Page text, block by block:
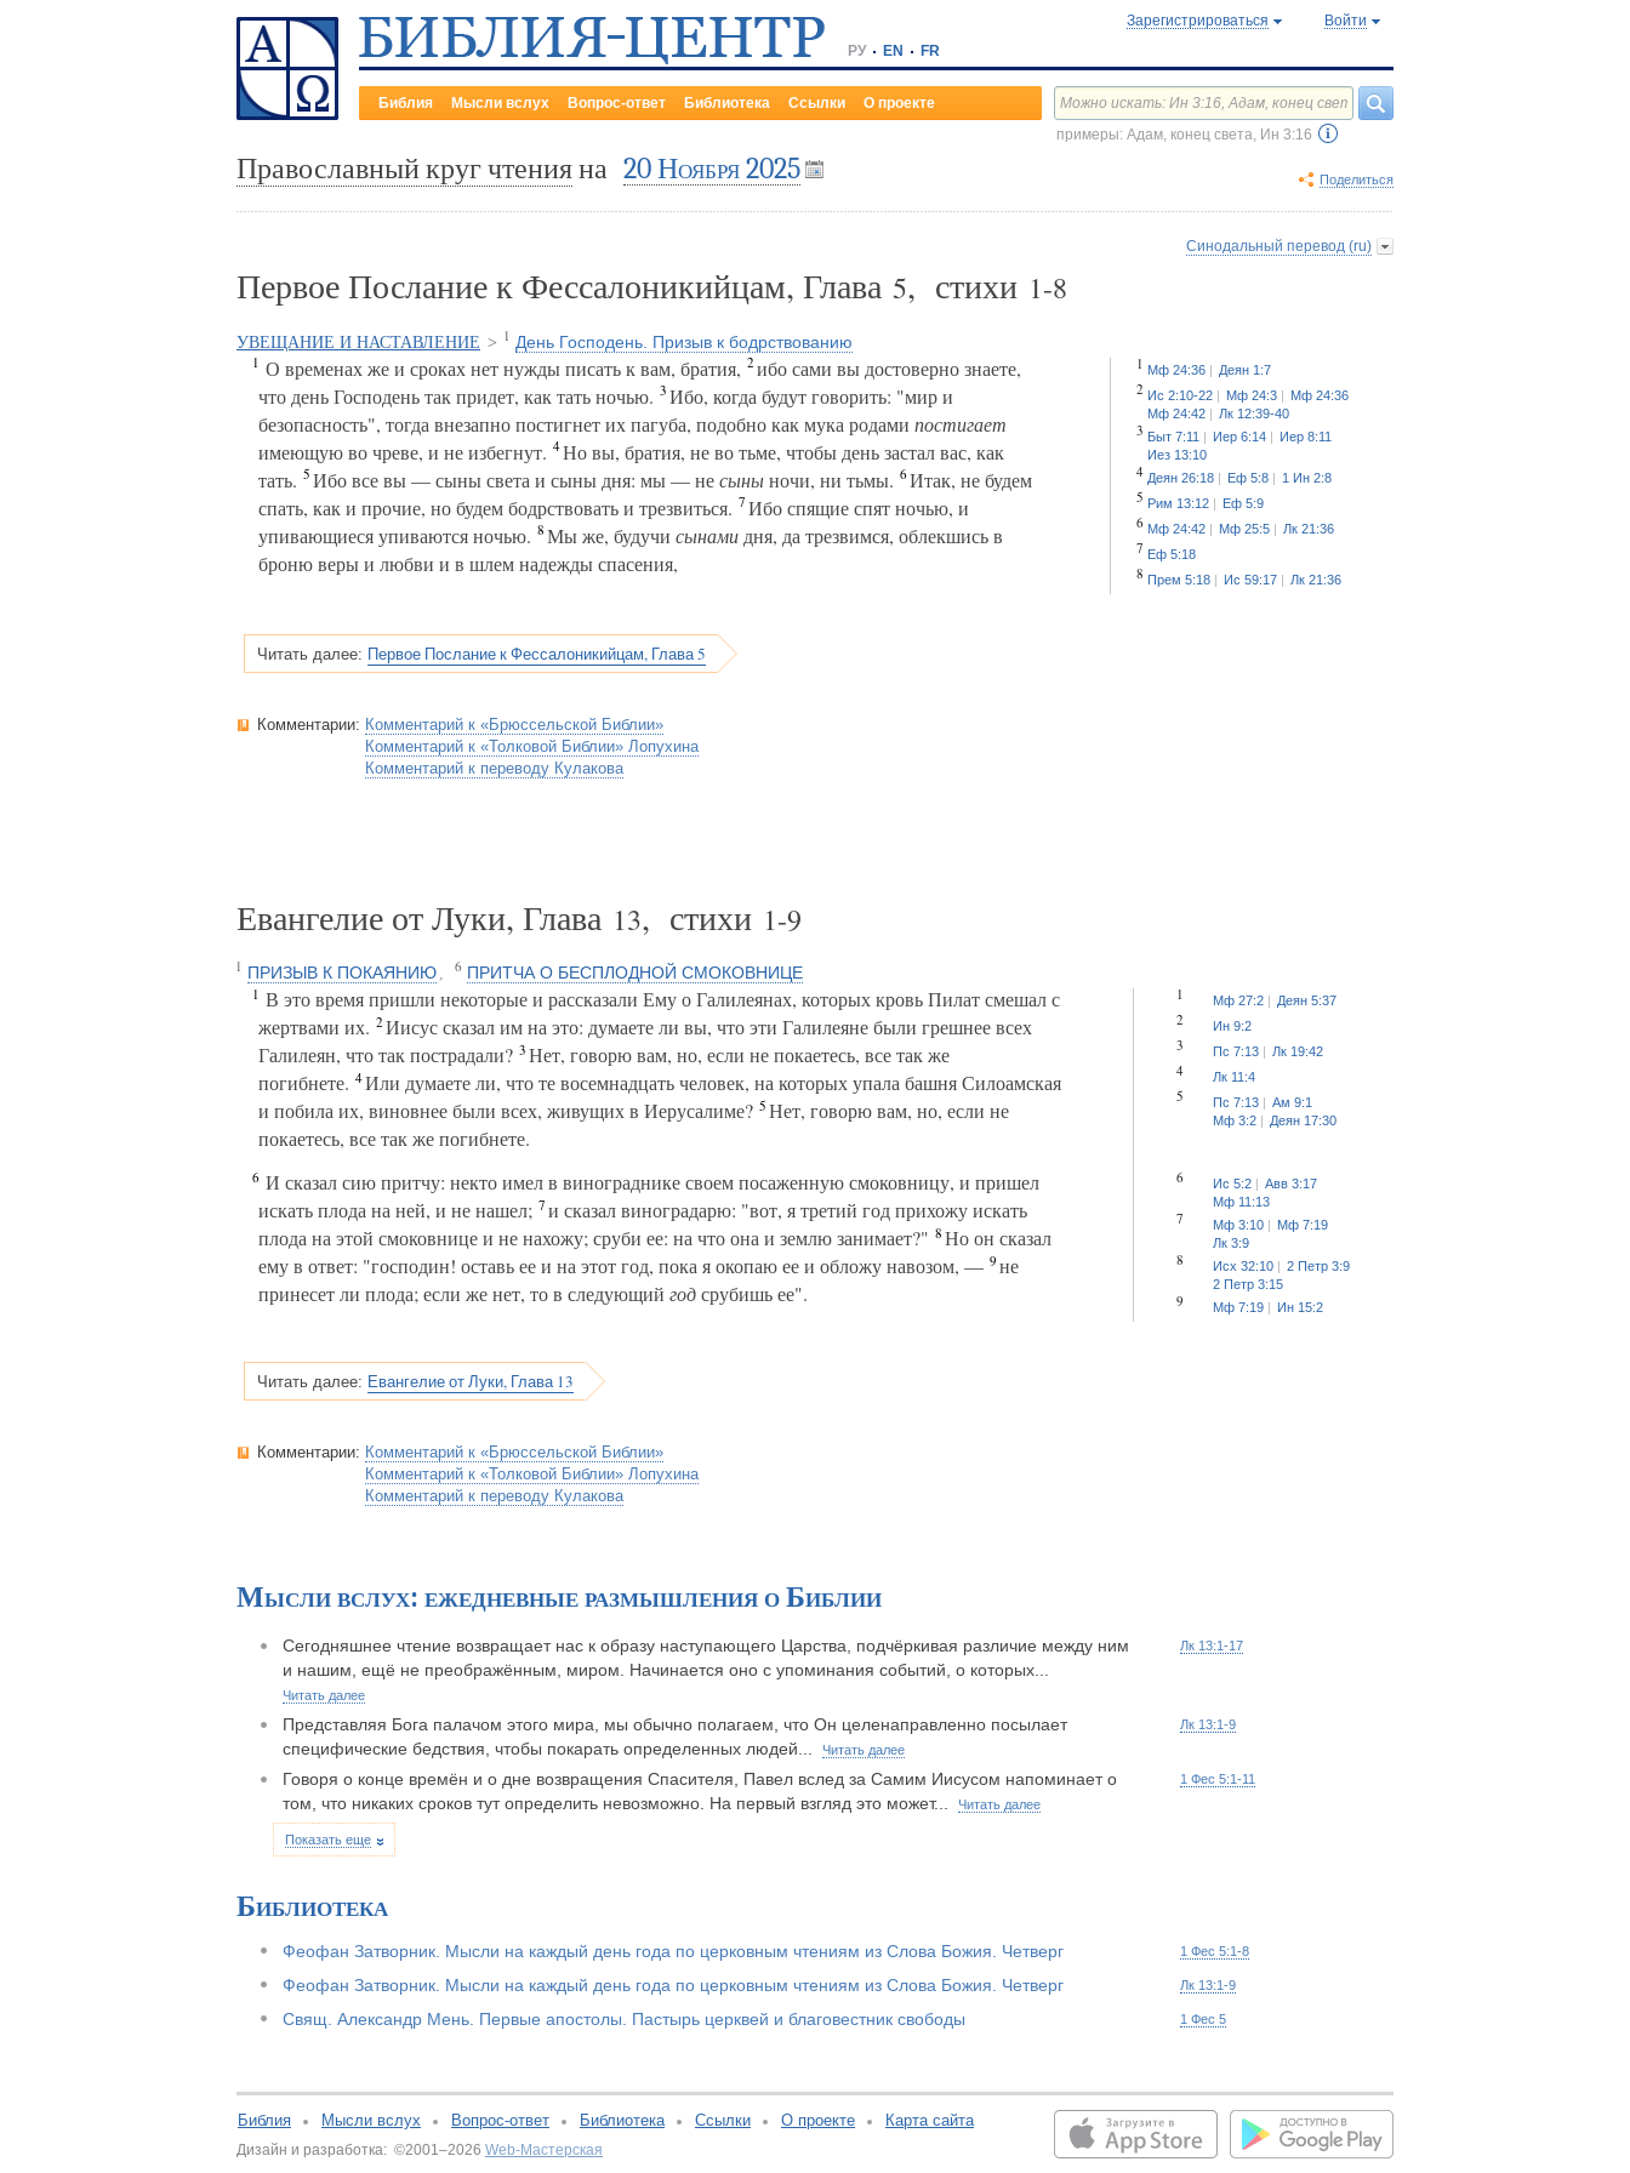
РУ EN FR
Зарегистрироваться Войти
Библия Мысли вслух Вопрос-ответ Библиотека Ссылки
О проекте
примеры: Адам, конец света, Ин 3:16
Православный круг чтенияна 20 Ноября 2025 Поделиться
Синодальный перевод (ru)
Первое Послание к Фессалоникийцам, Глава 5, стихи 1-8
УВЕЩАНИЕ И НАСТАВЛЕНИЕ > 1 День Господень. Призыв к бодрствованию
1 О временах же и сроках нет нужды писать к вам, братия, 2ибо сами вы достоверно знаете,
что день Господень так придет, как тать ночью. 3Ибо, когда будут говорить: "мир и
безопасность", тогда внезапно постигнет их пагуба, подобно как мука родами постигает
имеющую во чреве, и не избегнут. 4Но вы, братия, не во тьме, чтобы день застал вас, как
тать. 5Ибо все вы — сыны света и сыны дня: мы — несыныночи, ни тьмы. 6Итак, не будем
спать, как и прочие, но будем бодрствовать и трезвиться. 7Ибо спящие спят ночью, и
упивающиеся упиваются ночью. 8Мы же, будучи сынами дня, да трезвимся, облекшись в
броню веры и любви и в шлем надежды спасения,
1 Мф 24:36 Деян 1:7
2 Ис 2:10-22 Мф 24:3
Мф 24:36
Мф 24:42
Лк 12:39-40
3 Быт 7:11 Иер 6:14
Иер 8:11
Иез 13:10
4 Деян 26:18 Еф 5:8 1 Ин 2:8
5 Рим 13:12 Еф 5:9
6 Мф 24:42 Мф 25:5 Лк 21:36
7 Еф 5:18
8 Прем 5:18 Ис 59:17 Лк 21:36
Читать далее: Первое Послание к Фессалоникийцам, Глава 5
Комментарии: Комментарий к «Брюссельской Библии»
Комментарий к «Толковой Библии» Лопухина
Комментарий к переводу Кулакова
Евангелие от Луки, Глава 13, стихи 1-9
1 ПРИЗЫВ К ПОКАЯНИЮ , 6 ПРИТЧА О БЕСПЛОДНОЙ СМОКОВНИЦЕ
1 В это время пришли некоторые и рассказали Ему о Галилеянах, которых кровь Пилат смешал с
жертвами их. 2Иисус сказал им на это: думаете ли вы, что эти Галилеяне были грешнее всех
Галилеян, что так пострадали? 3Нет, говорю вам, но, если не покаетесь, все так же
погибнете. 4Или думаете ли, что те восемнадцать человек, на которых упала башня Силоамская
и побила их, виновнее были всех, живущих в Иерусалиме? 5Нет, говорю вам, но, если не
покаетесь, все так же погибнете.
1 Мф 27:2 Деян 5:37
2 Ин 9:2
3 Пс 7:13 Лк 19:42
4 Лк 11:4
5 Пс 7:13
Ам 9:1
Мф 3:2
Деян 17:30
6 И сказал сию притчу: некто имел в винограднике своем посаженную смоковницу, и пришел
искать плода на ней, и не нашел; 7и сказал виноградарю: "вот, я третий год прихожу искать
плода на этой смоковнице и не нахожу; сруби ее: на что она и землю занимает?" 8Но он сказал
ему в ответ: "господин! оставь ее и на этот год, пока я окопаю ее и обложу навозом, — 9не
принесет ли плода; если же нет, то в следующий годсрубишь ее".
6 Ис 5:2
Авв 3:17
Мф 11:13
7 Мф 3:10
Мф 7:19
Лк 3:9
8 Исх 32:10
2 Петр 3:9
2 Петр 3:15
9 Мф 7:19 Ин 15:2
Читать далее: Евангелие от Луки, Глава 13
Комментарии: Комментарий к «Брюссельской Библии»
Комментарий к «Толковой Библии» Лопухина
Комментарий к переводу Кулакова
Мысли вслух: ежедневные размышления о Библии
Сегодняшнее чтение возвращает нас к образу наступающего Царства, подчёркивая различие между ним
и нашим, ещё не преображённым, миром. Начинается оно с упоминания событий, о которых...
Читать далее
Лк 13:1-17
Представляя Бога палачом этого мира, мы обычно полагаем, что Он целенаправленно посылает
специфические бедствия, чтобы покарать определенных людей...
Читать далее
Лк 13:1-9
Говоря о конце времён и о дне возвращения Спасителя, Павел вслед за Самим Иисусом напоминает о
том, что никаких сроков тут определить невозможно. На первый взгляд это может...
Читать далее
1 Фес 5:1-11
Показать еще
Библиотека
Феофан Затворник. Мысли на каждый день года по церковным чтениям из Слова Божия. Четверг 1 Фес 5:1-8
Феофан Затворник. Мысли на каждый день года по церковным чтениям из Слова Божия. Четверг Лк 13:1-9
Свящ. Александр Мень. Первые апостолы. Пастырь церквей и благовестник свободы 1 Фес 5
Библия Мысли вслух Вопрос-ответ Библиотека Ссылки О проекте Карта сайта
Дизайн и разработка: ©2001–2026 Web-Мастерская